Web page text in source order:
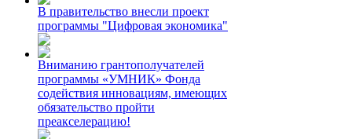
В правительство внесли проект
программы "Цифровая экономика"
Вниманию грантополучателей
программы «УМНИК» Фонда
содействия инновациям, имеющих
обязательство пройти
преакселерацию!